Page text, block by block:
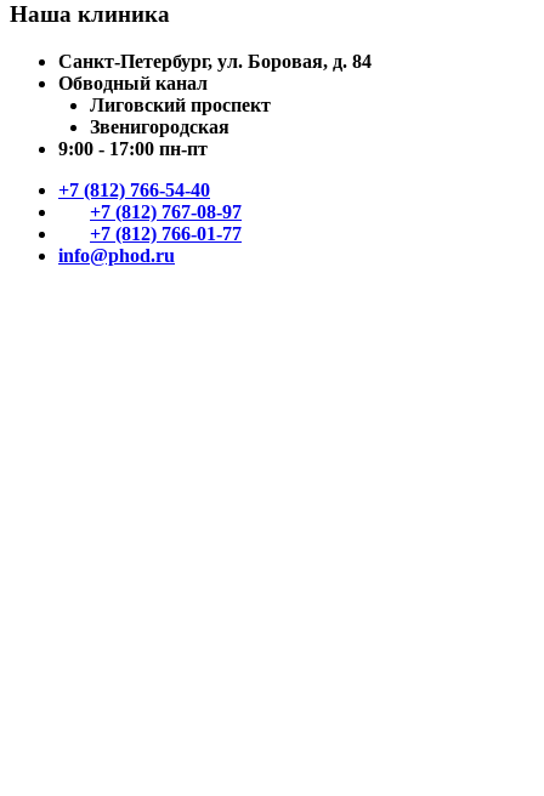
Наша клиника
Санкт-Петербург, ул. Боровая, д. 84
Обводный канал
Лиговский проспект
Звенигородская
9:00 - 17:00 пн-пт
+7 (812) 766-54-40
+7 (812) 767-08-97
+7 (812) 766-01-77
info@phod.ru